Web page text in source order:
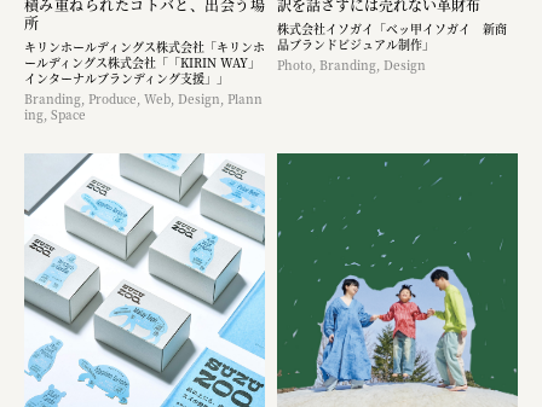
積み重ねられたコトバと、出会う場
所
キリンホールディングス株式会社「キリンホ
ールディングス株式会社「「KIRIN WAY」
インターナルブランディング支援」」
Branding, Produce, Web, Design, Plann
ing, Space
訳を話さずには売れない革財布
株式会社イソガイ「ベッ甲イソガイ 新商
品ブランドビジュアル制作」
Photo, Branding, Design